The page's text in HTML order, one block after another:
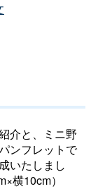
介と、ミニ野
ンフレットで
いたしまし
横10cm）